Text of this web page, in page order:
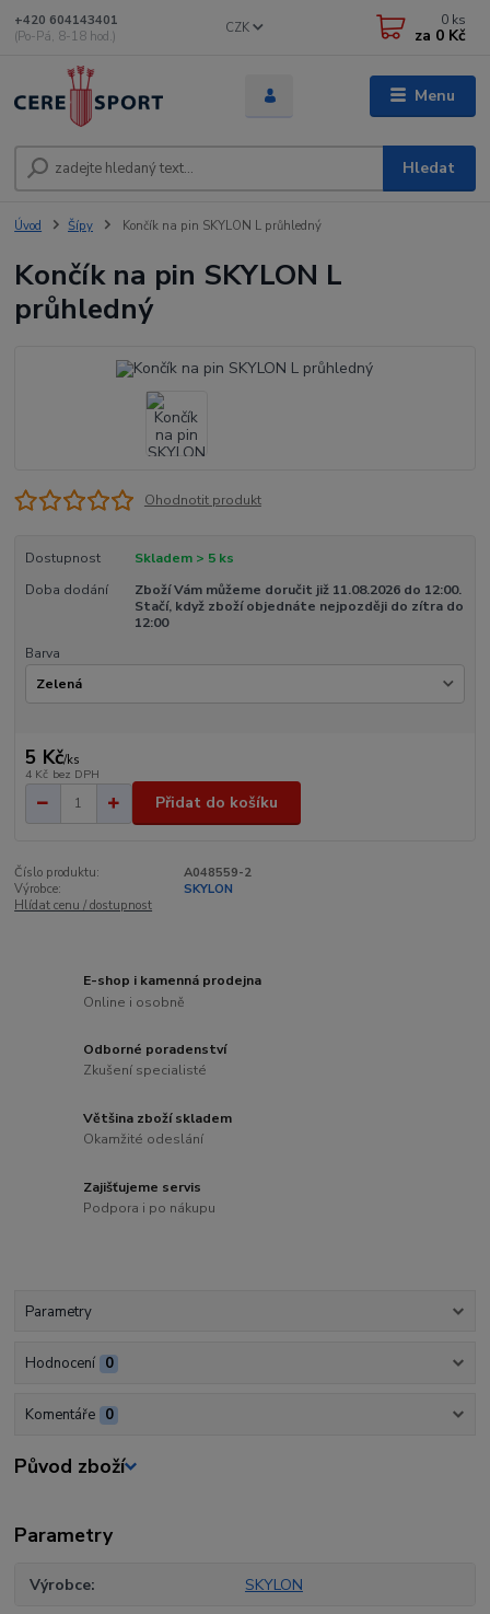
Menu
CZK
Hledat
+420 604143401
(Po-Pá, 8-18 hod.)
0 ks
za 0 Kč
Úvod Šípy Končík na pin SKYLON L průhledný
Končík na pin SKYLON L
průhledný
Ohodnotit produkt
Dostupnost
Skladem > 5 ks
Doba dodání
Zboží Vám můžeme doručit již 11.08.2026 do 12:00.
Stačí, když zboží objednáte nejpozději do zítra do
12:00
Barva
5 Kč/ks
4 Kč bez DPH
Přidat do košíku
Číslo produktu:
A048559-2
Výrobce:
SKYLON
Hlídat cenu / dostupnost
E-shop i kamenná prodejna
Online i osobně
Odborné poradenství
Zkušení specialisté
Většina zboží skladem
Okamžité odeslání
Zajišťujeme servis
Podpora i po nákupu
Parametry
Hodnocení 0
Komentáře 0
Původ zboží
Parametry
Výrobce SKYLON